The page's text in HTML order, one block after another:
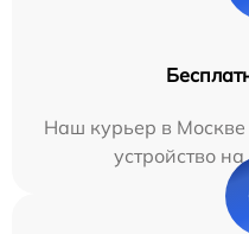
Наш курьер в Москве
устройство